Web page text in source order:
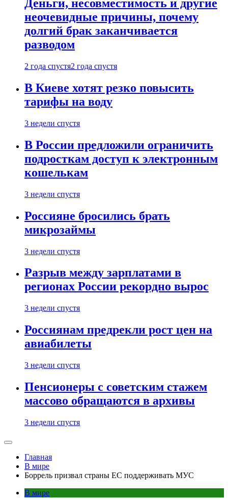
Деньги, несовместимость и другие
неочевидные причины, почему
долгий брак заканчивается
разводом
2 года спустя2 года спустя
В Киеве хотят резко повысить
тарифы на воду
3 недели спустя
В России предложили ограничить
подросткам доступ к электронным
кошелькам
3 недели спустя
Россияне бросились брать
микрозаймы
3 недели спустя
Разрыв между зарплатами в
регионах России рекордно вырос
3 недели спустя
Россиянам предрекли рост цен на
авиабилеты
3 недели спустя
Пенсионеры с советским стажем
массово обращаются в архивы
3 недели спустя
Главная
В мире
Боррель призвал страны ЕС поддерживать МУС
В мире